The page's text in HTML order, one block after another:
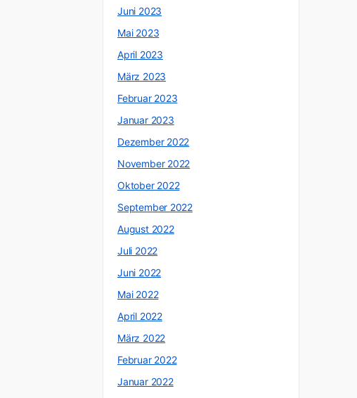
Juni 2023
Mai 2023
April 2023
März 2023
Februar 2023
Januar 2023
Dezember 2022
November 2022
Oktober 2022
September 2022
August 2022
Juli 2022
Juni 2022
Mai 2022
April 2022
März 2022
Februar 2022
Januar 2022